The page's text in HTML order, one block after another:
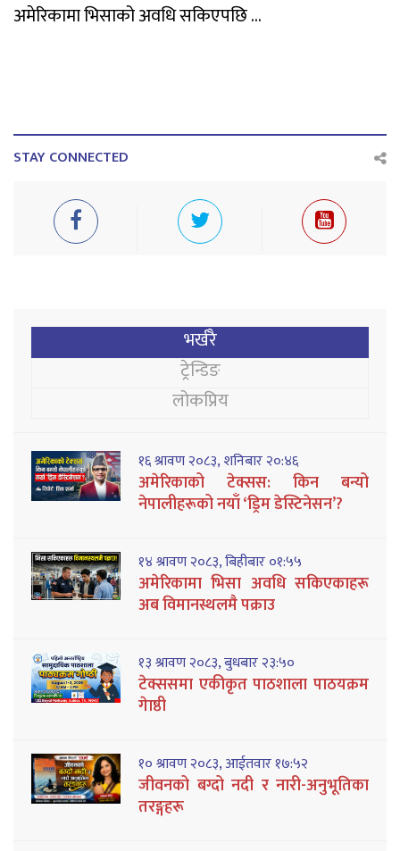
अमेरिकामा भिसाको अवधि सकिएपछि ...
STAY CONNECTED
भर्खरै
ट्रेन्डिङ
लोकप्रिय
१६ श्रावण २०८३, शनिबार २०:४६
अमेरिकाको टेक्सस: किन बन्यो
नेपालीहरूको नयाँ ‘ड्रिम डेस्टिनेसन’?
१४ श्रावण २०८३, बिहीबार ०१:५५
अमेरिकामा भिसा अवधि सकिएकाहरू
अब विमानस्थलमै पक्राउ
१३ श्रावण २०८३, बुधबार २३:५०
टेक्ससमा एकीकृत पाठशाला पाठयक्रम
गेाष्ठी
१० श्रावण २०८३, आईतवार १७:५२
जीवनको बग्दो नदी र नारी-अनुभूतिका
तरङ्गहरू